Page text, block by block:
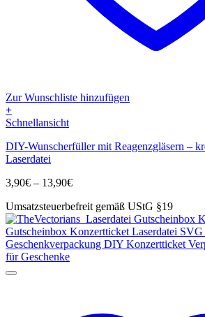
Zur Wunschliste hinzufügen
+
Dieses
weist
mehrere
auf.
Optionen
können
auf
der
Produktseite
gewählt
Schnellansicht
DIY-Wunscherfüller mit Reagenzgläsern –
Laserdatei
3,90€ – 13,90€Preisspanne:
bis
13,90€
Umsatzsteuerbefreit gemäß UStG §19